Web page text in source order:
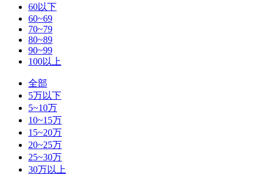
60以下
60~69
70~79
80~89
90~99
100以上
全部
5万以下
5~10万
10~15万
15~20万
20~25万
25~30万
30万以上